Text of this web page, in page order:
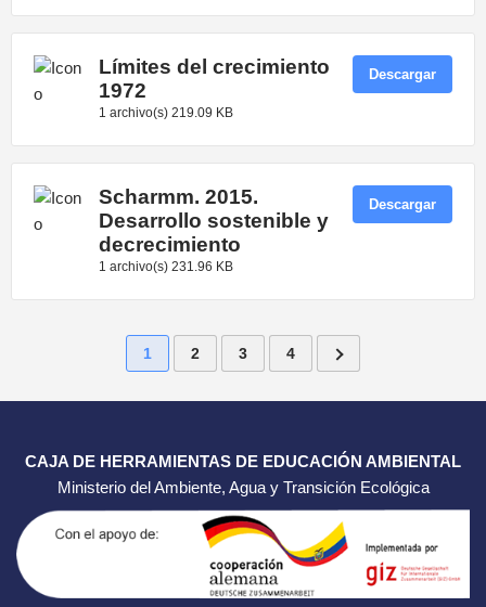
Límites del crecimiento
1972
1 archivo(s) 219.09 KB
Descargar
Scharmm. 2015.
Desarrollo sostenible y
decrecimiento
1 archivo(s) 231.96 KB
Descargar
1 2 3 4
CAJA DE HERRAMIENTAS DE EDUCACIÓN AMBIENTAL
Ministerio del Ambiente, Agua y Transición Ecológica